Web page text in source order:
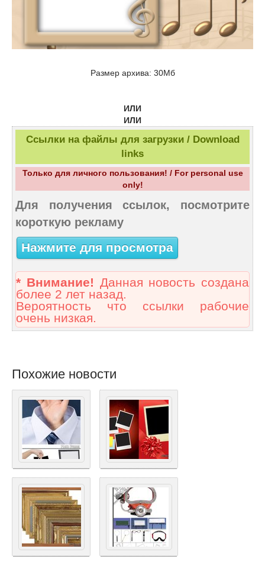
Размер архива: 30Мб
ИЛИ
ИЛИ
Ссылки на файлы для загрузки / Download
links
Только для личного пользования! / For personal use
only!
Для получения ссылок, посмотрите
короткую рекламу
Нажмите для просмотра
* Внимание! Данная новость создана
более 2 лет назад.
Вероятность что ссылки рабочие
очень низкая.
Похожие новости